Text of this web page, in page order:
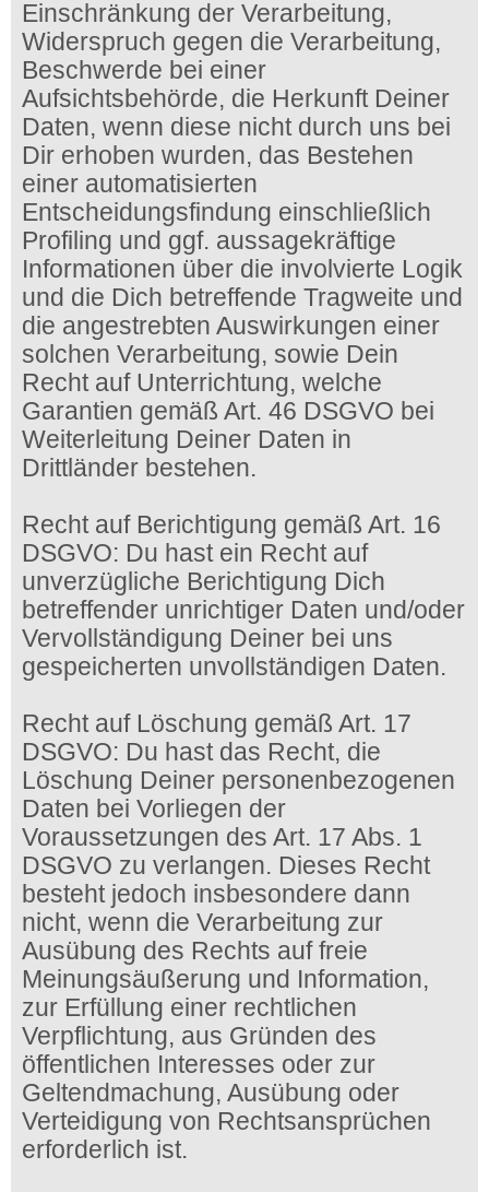
Einschränkung der Verarbeitung,
Widerspruch gegen die Verarbeitung,
Beschwerde bei einer
Aufsichtsbehörde, die Herkunft Deiner
Daten, wenn diese nicht durch uns bei
Dir erhoben wurden, das Bestehen
einer automatisierten
Entscheidungsfindung einschließlich
Profiling und ggf. aussagekräftige
Informationen über die involvierte Logik
und die Dich betreffende Tragweite und
die angestrebten Auswirkungen einer
solchen Verarbeitung, sowie Dein
Recht auf Unterrichtung, welche
Garantien gemäß Art. 46 DSGVO bei
Weiterleitung Deiner Daten in
Drittländer bestehen.
Recht auf Berichtigung gemäß Art. 16
DSGVO: Du hast ein Recht auf
unverzügliche Berichtigung Dich
betreffender unrichtiger Daten und/oder
Vervollständigung Deiner bei uns
gespeicherten unvollständigen Daten.
Recht auf Löschung gemäß Art. 17
DSGVO: Du hast das Recht, die
Löschung Deiner personenbezogenen
Daten bei Vorliegen der
Voraussetzungen des Art. 17 Abs. 1
DSGVO zu verlangen. Dieses Recht
besteht jedoch insbesondere dann
nicht, wenn die Verarbeitung zur
Ausübung des Rechts auf freie
Meinungsäußerung und Information,
zur Erfüllung einer rechtlichen
Verpflichtung, aus Gründen des
öffentlichen Interesses oder zur
Geltendmachung, Ausübung oder
Verteidigung von Rechtsansprüchen
erforderlich ist.